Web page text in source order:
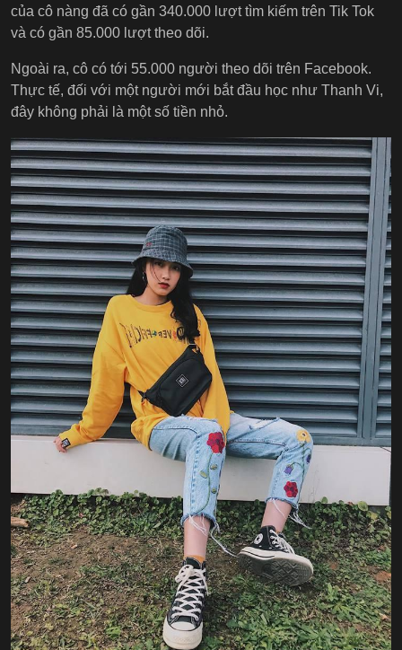
của cô nàng đã có gần 340.000 lượt tìm kiếm trên Tik Tok
và có gần 85.000 lượt theo dõi.
Ngoài ra, cô có tới 55.000 người theo dõi trên Facebook.
Thực tế, đối với một người mới bắt đầu học như Thanh Vi,
đây không phải là một số tiền nhỏ.